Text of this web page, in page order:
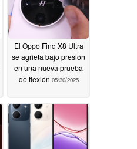
El Oppo Find X8 Ultra
se agrieta bajo presión
en una nueva prueba
de flexión 05/30/2025